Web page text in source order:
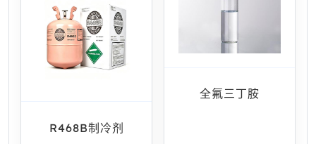
R468B制冷剂
全氟三丁胺